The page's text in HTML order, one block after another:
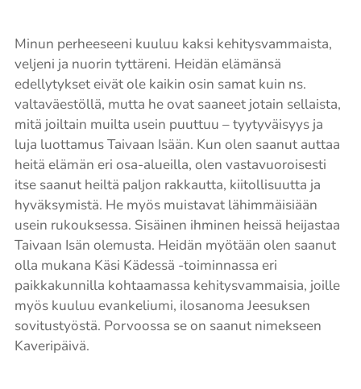
Minun perheeseeni kuuluu kaksi kehitysvammaista,
veljeni ja nuorin tyttäreni. Heidän elämänsä
edellytykset eivät ole kaikin osin samat kuin ns.
valtaväestöllä, mutta he ovat saaneet jotain sellaista,
mitä joiltain muilta usein puuttuu – tyytyväisyys ja
luja luottamus Taivaan Isään. Kun olen saanut auttaa
heitä elämän eri osa-alueilla, olen vastavuoroisesti
itse saanut heiltä paljon rakkautta, kiitollisuutta ja
hyväksymistä. He myös muistavat lähimmäisiään
usein rukouksessa. Sisäinen ihminen heissä heijastaa
Taivaan Isän olemusta. Heidän myötään olen saanut
olla mukana Käsi Kädessä -toiminnassa eri
paikkakunnilla kohtaamassa kehitysvammaisia, joille
myös kuuluu evankeliumi, ilosanoma Jeesuksen
sovitustyöstä. Porvoossa se on saanut nimekseen
Kaveripäivä.